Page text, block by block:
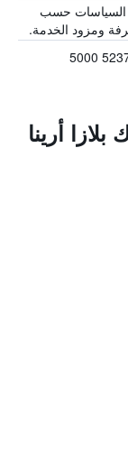
السياسات حسب
ومزود الخدمة.
أرينا